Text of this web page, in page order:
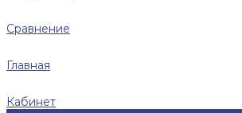
Сравнение
Главная
Кабинет